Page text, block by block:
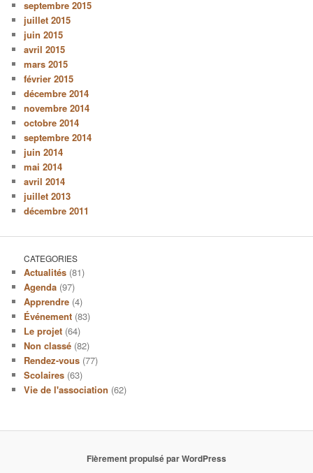
septembre 2015
juillet 2015
juin 2015
avril 2015
mars 2015
février 2015
décembre 2014
novembre 2014
octobre 2014
septembre 2014
juin 2014
mai 2014
avril 2014
juillet 2013
décembre 2011
CATEGORIES
Actualités (81)
Agenda (97)
Apprendre (4)
Événement (83)
Le projet (64)
Non classé (82)
Rendez-vous (77)
Scolaires (63)
Vie de l'association (62)
Fièrement propulsé par WordPress